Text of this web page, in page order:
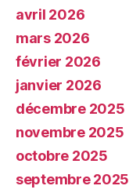
avril 2026
mars 2026
février 2026
janvier 2026
décembre 2025
novembre 2025
octobre 2025
septembre 2025